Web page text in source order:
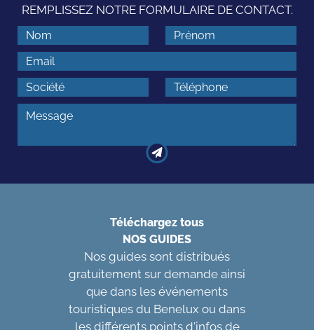
REMPLISSEZ NOTRE FORMULAIRE DE CONTACT.
Téléchargez tous
NOS GUIDES
Nos guides sont distribués
gratuitement sur demande ainsi
que dans les événements
touristiques du Benelux ou dans
les différents points d'infos de